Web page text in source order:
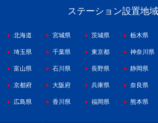
ステーション設置地域
北海道 宮城県 茨城県 栃木県
埼玉県 千葉県 東京都 神奈川県
富山県 石川県 長野県 静岡県
京都府 大阪府 兵庫県 奈良県
広島県 香川県 福岡県 熊本県